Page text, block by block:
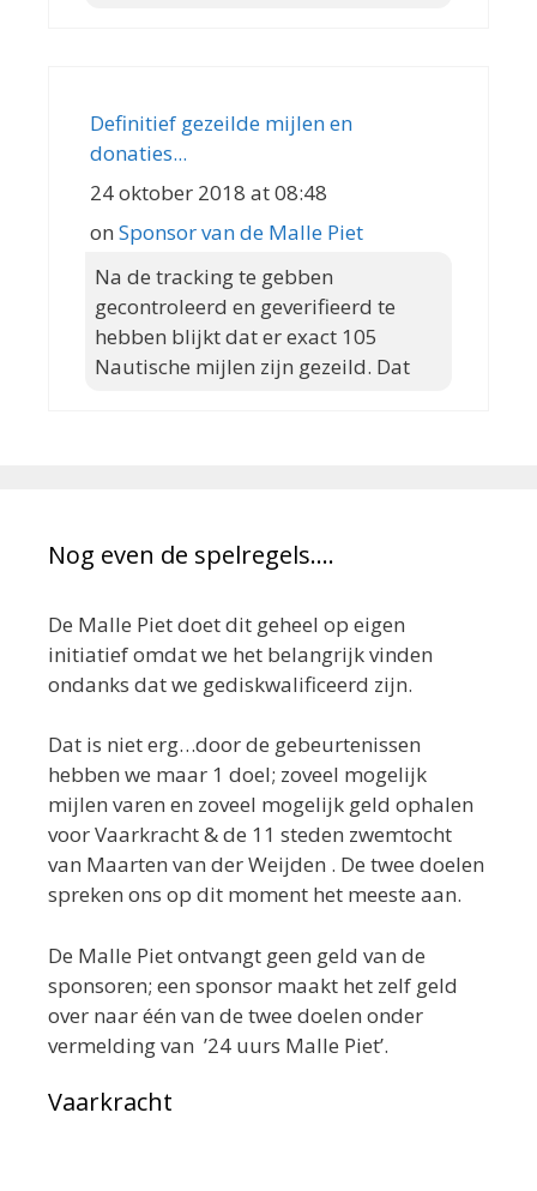
Definitief gezeilde mijlen en
donaties...
24 oktober 2018 at 08:48
on Sponsor van de Malle Piet
Na de tracking te gebben
gecontroleerd en geverifieerd te
hebben blijkt dat er exact 105
Nautische mijlen zijn gezeild. Dat
Nog even de spelregels….
De Malle Piet doet dit geheel op eigen
initiatief omdat we het belangrijk vinden
ondanks dat we gediskwalificeerd zijn.
Dat is niet erg…door de gebeurtenissen
hebben we maar 1 doel; zoveel mogelijk
mijlen varen en zoveel mogelijk geld ophalen
voor Vaarkracht & de 11 steden zwemtocht
van Maarten van der Weijden . De twee doelen
spreken ons op dit moment het meeste aan.
De Malle Piet ontvangt geen geld van de
sponsoren; een sponsor maakt het zelf geld
over naar één van de twee doelen onder
vermelding van ’24 uurs Malle Piet’.
Vaarkracht